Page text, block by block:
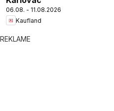
06.08. - 11.08.2026
Kaufland
REKLAME